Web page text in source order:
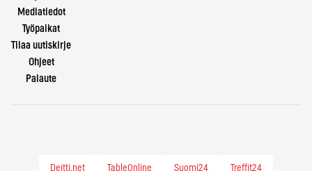
Mediatiedot
Työpaikat
Tilaa uutiskirje
Ohjeet
Palaute
Deitti.net TableOnline Suomi24 Treffit24